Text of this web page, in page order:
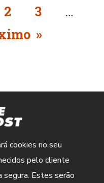
2 3
…
»
cookies no seu
pelo cliente
segura. Estes serão